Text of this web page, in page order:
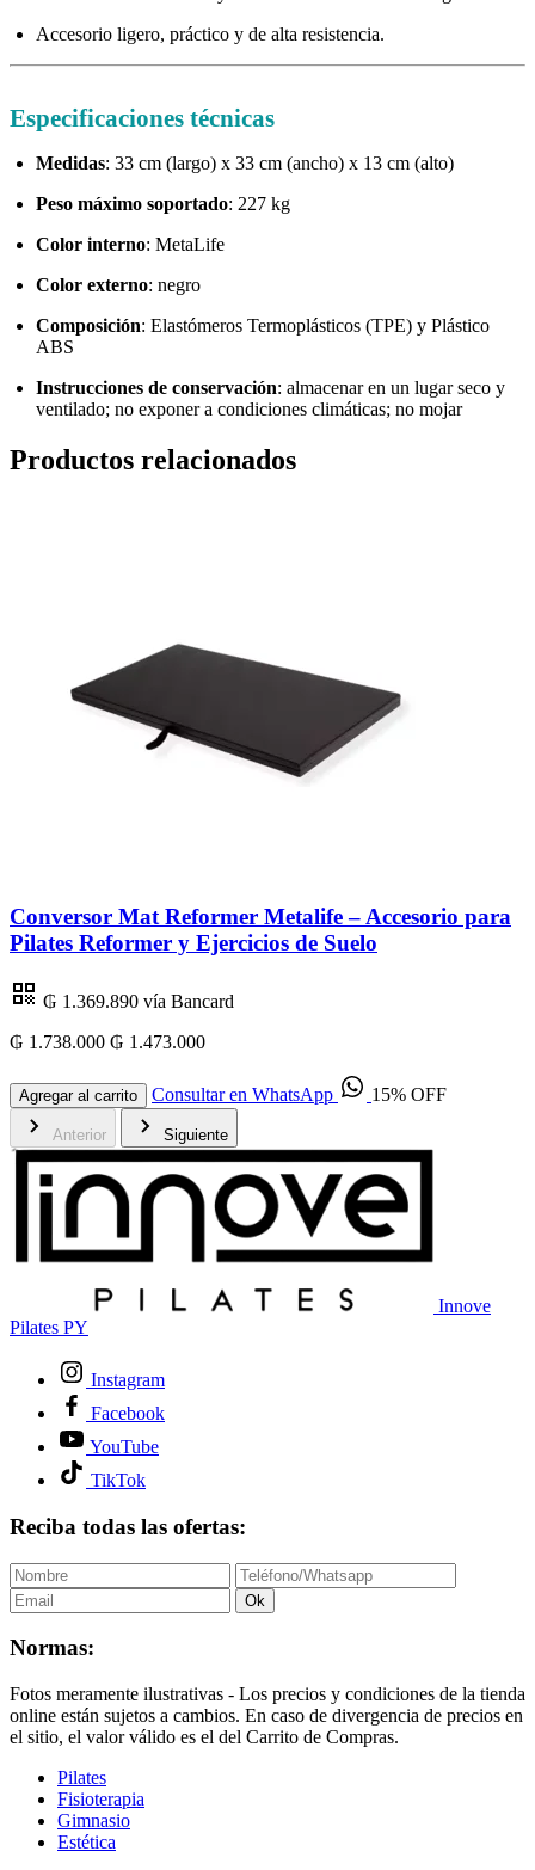
Accesorio ligero, práctico y de alta resistencia.
Especificaciones técnicas
Medidas: 33 cm (largo) x 33 cm (ancho) x 13 cm (alto)
Peso máximo soportado: 227 kg
Color interno: MetaLife
Color externo: negro
Composición: Elastómeros Termoplásticos (TPE) y Plástico
ABS
Instrucciones de conservación: almacenar en un lugar seco y
ventilado; no exponer a condiciones climáticas; no mojar
Productos relacionados
Conversor Mat Reformer Metalife – Accesorio para
Pilates Reformer y Ejercicios de Suelo
₲ 1.369.890 vía Bancard
₲ 1.738.000 ₲ 1.473.000
Agregar al carrito Consultar en WhatsApp 15% OFF
Anterior Siguiente
Innove
Pilates PY
Instagram
Facebook
YouTube
TikTok
Reciba todas las ofertas:
Ok
Normas:
Fotos meramente ilustrativas - Los precios y condiciones de la tienda
online están sujetos a cambios. En caso de divergencia de precios en
el sitio, el valor válido es el del Carrito de Compras.
Pilates
Fisioterapia
Gimnasio
Estética